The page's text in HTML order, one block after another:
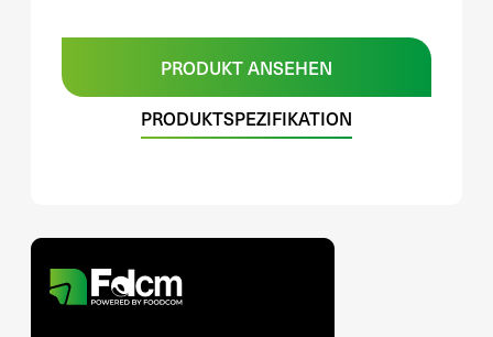
PRODUKT ANSEHEN
PRODUKTSPEZIFIKATION